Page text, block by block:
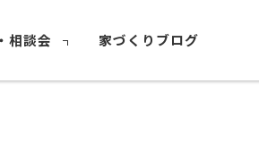
相談会 家づくりブログ